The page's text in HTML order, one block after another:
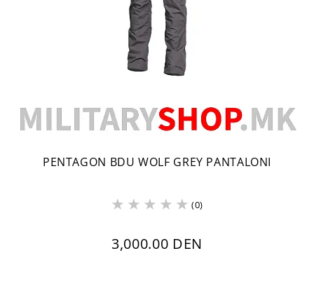
PENTAGON BDU WOLF GREY PANTALONI
(0)
3,000.00 DEN